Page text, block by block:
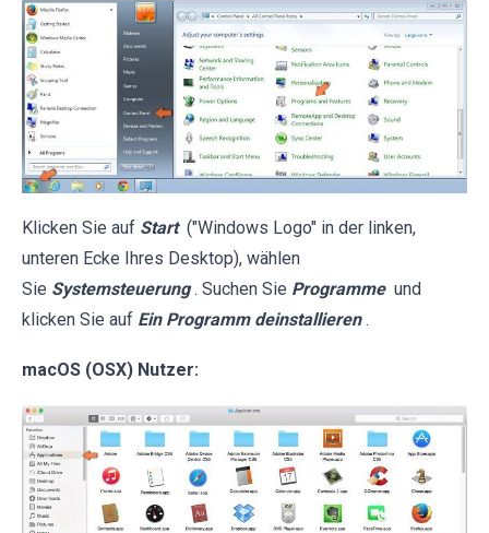
Klicken Sie auf Start ("Windows Logo" in der linken,
unteren Ecke Ihres Desktop), wählen
Sie Systemsteuerung . Suchen Sie Programme und
klicken Sie auf Ein Programm deinstallieren .
macOS (OSX) Nutzer: